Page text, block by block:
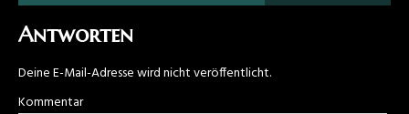
Antworten
Deine E-Mail-Adresse wird nicht veröffentlicht.
Kommentar